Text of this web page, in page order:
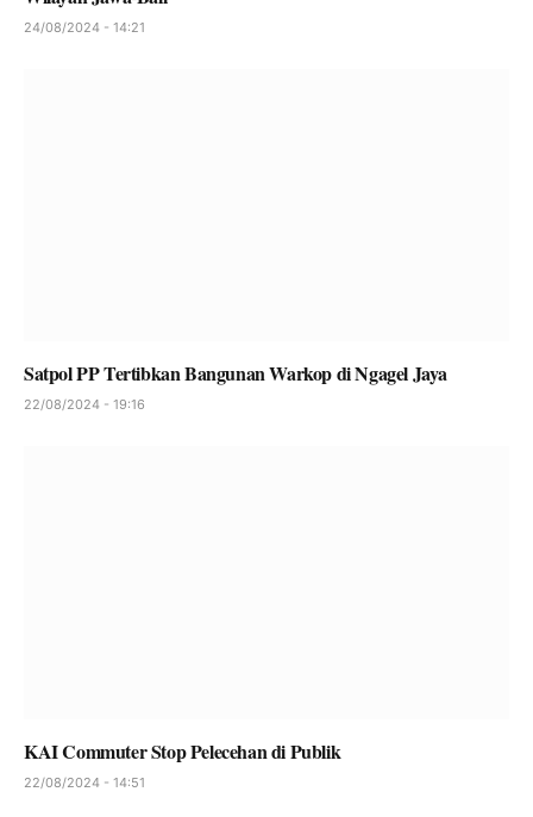
24/08/2024 - 14:21
Satpol PP Tertibkan Bangunan Warkop di Ngagel Jaya
22/08/2024 - 19:16
KAI Commuter Stop Pelecehan di Publik
22/08/2024 - 14:51